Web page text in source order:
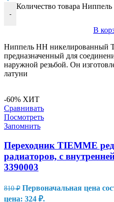
-
Количество товара
В
Ниппель HH никелированный
предназначенный для
наружной резьбой. Он
латуни
-60% ХИТ
Сравнивать
Посмотреть
Запомнить
Переходник TIEMME
радиаторов, с
3390003
810₽ Первоначальная цена
цена: 324 ₽.